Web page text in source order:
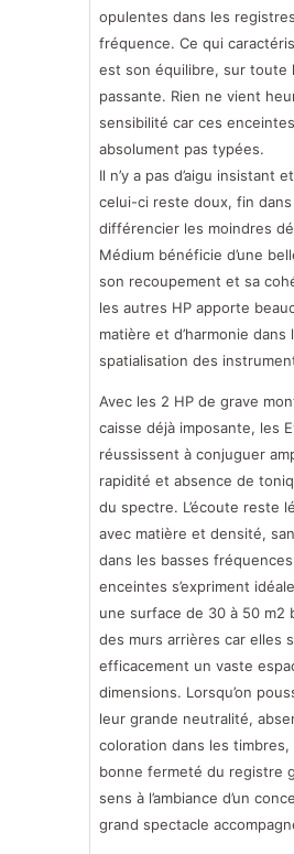
opulentes dans les
fréquence. Ce qui
est son équilibre, sur toute
passante. Rien ne vient
sensibilité car ces
absolument pas typées.
Il n’y a pas d’aigu insistant
celui-ci reste doux, fin dans
différencier les moindres
Médium bénéficie d’une
son recoupement et sa
les autres HP apporte
matière et d’harmonie dans
spatialisation des
Avec les 2 HP de grave
caisse déjà imposante, les
réussissent à conjuguer
rapidité et absence de
du spectre. L’écoute reste
avec matière et densité,
dans les basses
enceintes s’expriment
une surface de 30 à 50 m2
des murs arrières car elles
efficacement un vaste
dimensions. Lorsqu’on
leur grande neutralité,
coloration dans les timbres,
bonne fermeté du registre
sens à l’ambiance d’un
grand spectacle